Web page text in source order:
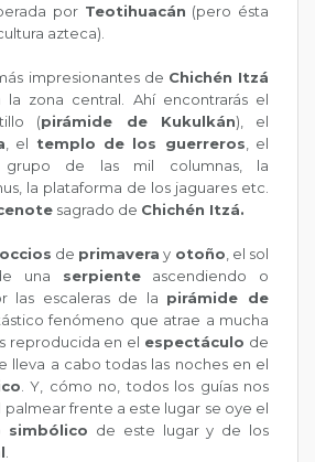
por Teotihuacán (pero ésta
azteca).
impresionantes de Chichén Itzá
la zona central. Ahí encontrarás el
(pirámide de Kukulkán), el
, el templo de los guerreros , el
grupo de las mil columnas, la
la plataforma de los jaguares etc.
sagrado de Chichén Itzá.
de primavera y otoño , el sol
una serpienteascendiendo o
las escaleras de la pirámide de
fenómeno que atrae a mucha
reproducida en el espectáculo de
lleva a cabo todas las noches en el
. Y, cómo no, todos los guías nos
palmear frente a este lugar se oye el
simbólico de este lugar y de los